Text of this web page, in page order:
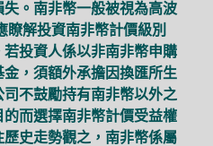
。南非幣一般被視為高波
瞭解投資南非幣計價級別
投資人係以非南非幣申購
，須額外承擔因換匯所生
不鼓勵持有南非幣以外之
而選擇南非幣計價受益權
史走勢觀之，南非幣係屬